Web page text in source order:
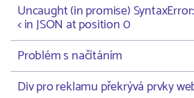
Uncaught (in promise)
< in JSON at position 0
Problém s načítáním
Div pro reklamu překrývá prvky